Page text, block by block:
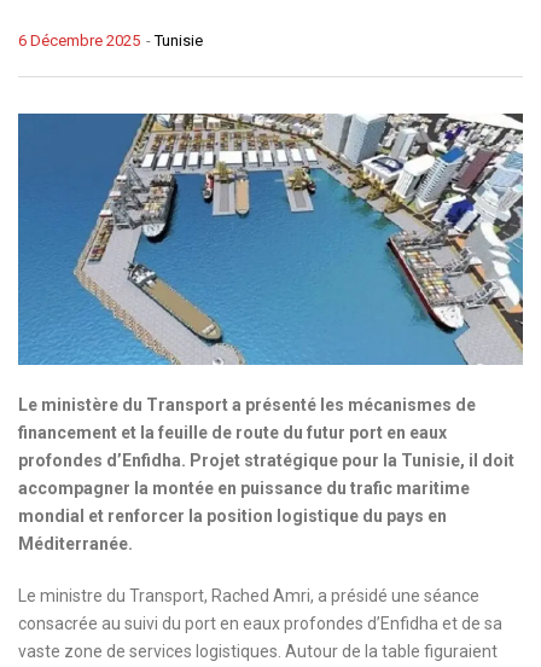
-Tunisie
6 Décembre 2025
Le ministère du Transport a présenté les mécanismes de
financement et la feuille de route du futur port en eaux
profondes d’Enfidha. Projet stratégique pour la Tunisie, il doit
accompagner la montée en puissance du trafic maritime
mondial et renforcer la position logistique du pays en
Méditerranée.
Le ministre du Transport, Rached Amri, a présidé une séance
consacrée au suivi du port en eaux profondes d’Enfidha et de sa
vaste zone de services logistiques. Autour de la table figuraient